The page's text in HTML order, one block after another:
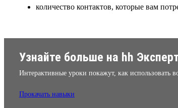
количество контактов, которые вам
Узнайте больше на hh
Интерактивные уроки покажут, как использовать
Прокачать навыки